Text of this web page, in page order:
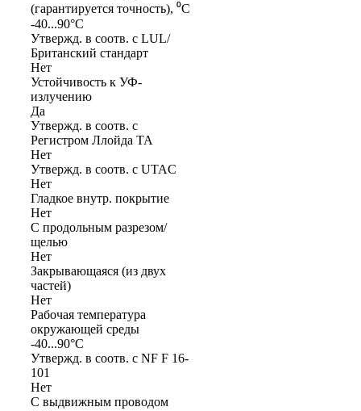
(гарантируется точность), ⁰С
-40...90°C
Утвержд. в соотв. с LUL/
Британский стандарт
Нет
Устойчивость к УФ-
излучению
Да
Утвержд. в соотв. с
Регистром Ллойда TA
Нет
Утвержд. в соотв. с UTAC
Нет
Гладкое внутр. покрытие
Нет
С продольным разрезом/
щелью
Нет
Закрывающаяся (из двух
частей)
Нет
Рабочая температура
окружающей среды
-40...90°C
Утвержд. в соотв. с NF F 16-
101
Нет
С выдвижным проводом